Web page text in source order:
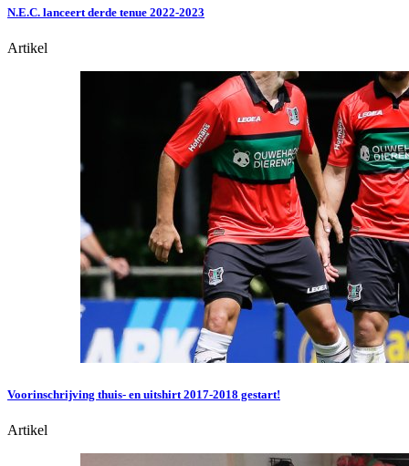
N.E.C. lanceert derde tenue 2022-2023
Artikel
Voorinschrijving thuis- en uitshirt 2017-2018 gestart!
Artikel